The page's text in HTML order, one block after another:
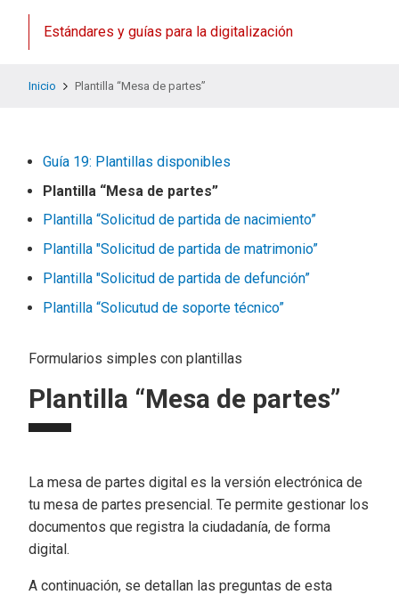
Estándares y guías para la digitalización
Inicio Plantilla “Mesa de partes”
Guía 19: Plantillas disponibles
Plantilla “Mesa de partes”
Plantilla “Solicitud de partida de nacimiento”
Plantilla "Solicitud de partida de matrimonio”
Plantilla "Solicitud de partida de defunción”
Plantilla “Solicutud de soporte técnico”
Formularios simples con plantillas
Plantilla “Mesa de partes”
La mesa de partes digital es la versión electrónica de
tu mesa de partes presencial. Te permite gestionar los
documentos que registra la ciudadanía, de forma
digital.
A continuación, se detallan las preguntas de esta